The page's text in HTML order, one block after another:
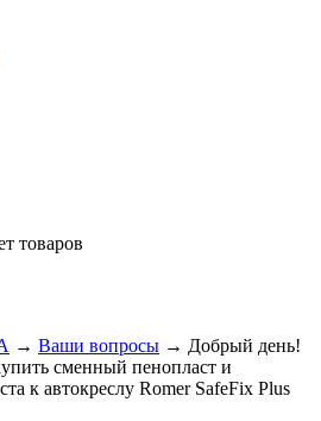
товаров
→ Ваши вопросы → Добрый день!
сменный пенопласт и
к автокреслу Romer SafeFix Plus